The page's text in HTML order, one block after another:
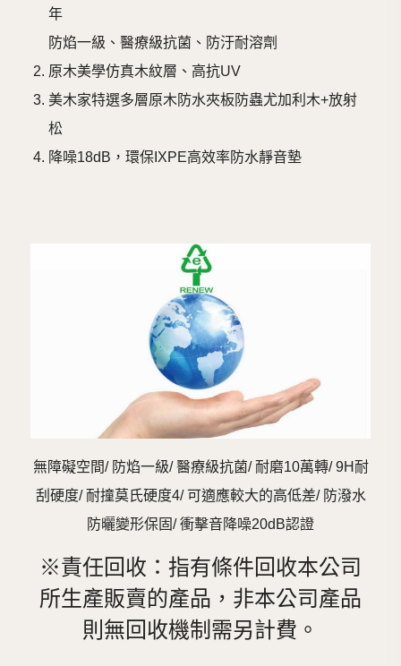
年
防焰一級、醫療級抗菌、防汙耐溶劑
原木美學仿真木紋層、高抗UV
美木家特選多層原木防水夾板防蟲尤加利木+放射
松
降噪18dB，環保IXPE高效率防水靜音墊
無障礙空間/ 防焰一級/ 醫療級抗菌/ 耐磨10萬轉/ 9H耐
刮硬度/ 耐撞莫氏硬度4/ 可適應較大的高低差/ 防潑水
防曬變形保固/ 衝擊音降噪20dB認證
※責任回收：指有條件回收本公司
所生產販賣的產品，非本公司產品
則無回收機制需另計費。